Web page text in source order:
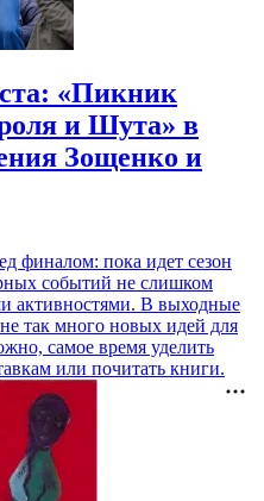
«Пикник
и Шута» в
Зощенко и
финалом: пока идет сезон
событий не слишком
активностями. В выходные
так много новых идей для
самое время уделить
или почитать книги.